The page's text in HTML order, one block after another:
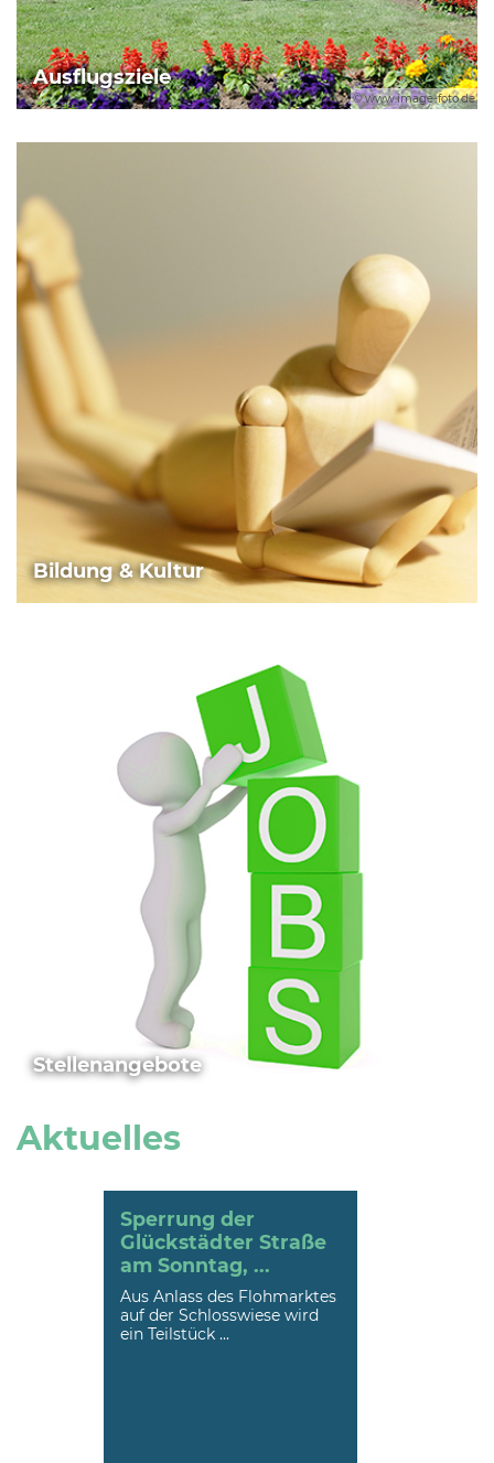
© www.image-foto.de
Ausflugsziele
Bildung & Kultur
Stellenangebote
Aktuelles
Sperrung der
Glückstädter Straße
am Sonntag, ...
Aus Anlass des Flohmarktes
auf der Schlosswiese wird
ein Teilstück ...